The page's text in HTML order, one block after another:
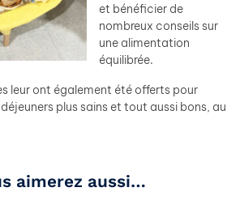
et bénéficier de
nombreux conseils sur
une alimentation
équilibrée.
leur ont également été offerts pour
plus sains et tout aussi bons, au
aimerez aussi…